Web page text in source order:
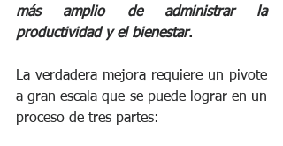
más amplio de administrar la
productividad y el bienestar.
La verdadera mejora requiere un pivote
a gran escala que se puede lograr en un
proceso de tres partes: